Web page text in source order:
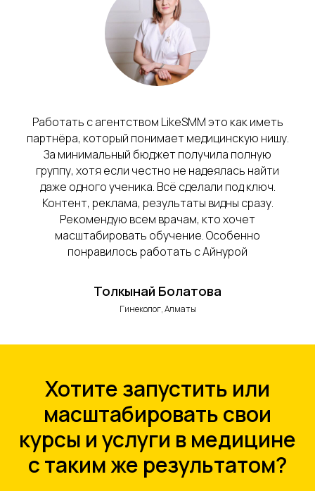
Работать с агентством LikeSMM это как иметь
партнёра, который понимает медицинскую нишу.
За минимальный бюджет получила полную
группу, хотя если честно не надеялась найти
даже одного ученика. Всё сделали под ключ.
Контент, реклама, результаты видны сразу.
Рекомендую всем врачам, кто хочет
масштабировать обучение. Особенно
понравилось работать с Айнурой
Толкынай Болатова
Гинеколог, Алматы
Хотите запустить или
масштабировать свои
курсы и услуги в медицине
с таким же результатом?